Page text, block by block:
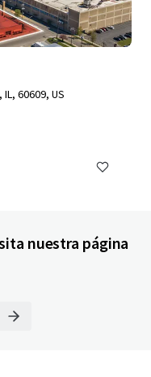
60609, US
nuestra página